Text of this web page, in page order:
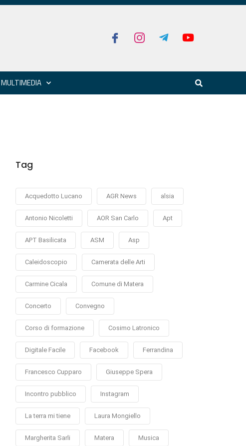
MULTIMEDIA
Tag
Acquedotto Lucano AGR News alsia
Antonio Nicoletti AOR San Carlo Apt
APT Basilicata ASM Asp
Caleidoscopio Camerata delle Arti
Carmine Cicala Comune di Matera
Concerto Convegno
Corso di formazione Cosimo Latronico
Digitale Facile Facebook Ferrandina
Francesco Cupparo Giuseppe Spera
Incontro pubblico Instagram
La terra mi tiene Laura Mongiello
Margherita Sarli Matera Musica